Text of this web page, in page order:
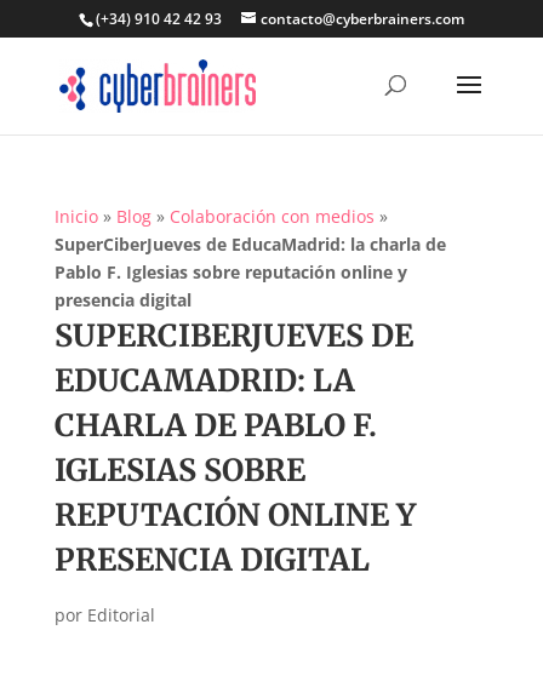
(+34) 910 42 42 93 contacto@cyberbrainers.com
Inicio» Blog» Colaboración con medios »
SuperCiberJueves de EducaMadrid: la charla de
Pablo F. Iglesias sobre reputación online y
presencia digital
SUPERCIBERJUEVES DE
EDUCAMADRID: LA
CHARLA DE PABLO F.
IGLESIAS SOBRE
REPUTACIÓN ONLINE Y
PRESENCIA DIGITAL
por Editorial